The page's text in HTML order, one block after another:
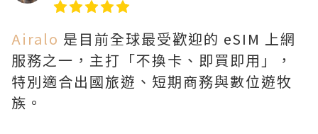
Airalo 是目前全球最受歡迎的 eSIM 上網
服務之一，主打「不換卡、即買即用」，
特別適合出國旅遊、短期商務與數位遊牧
族。